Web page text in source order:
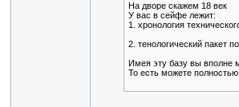
На дворе скажем 18 век
У вас в сейфе лежит:
1. хронология
2. тенологический пакет
Имея эту базу вы вполне
То есть можете